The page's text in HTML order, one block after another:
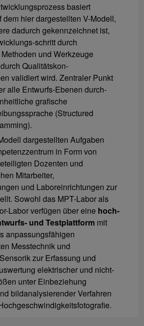
basiert
hier dargestellten V-Modell,
dadurch gekennzeichnet ist,
schritt durch
und Werkzeuge
Qualitätskon-
validiert wird. Zentraler Punkt
alle Entwurfs-Ebenen durch-
grafische
(Structured
dargestellten Aufgaben
in Form von
Dozenten und
Mitarbeiter,
und Laboreinrichtungen zur
Sowohl das MPT-Labor als
Labor verfügen über eine hoch-
und Testplattform mit
anpassungsfähigen
Messtechnik und
zur Erfassung und
elektrischer und nicht-
unter Einbeziehung
bildanalysierender Verfahren